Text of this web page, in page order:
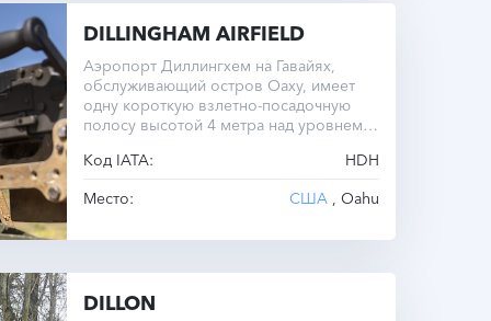
DILLINGHAM AIRFIELD
Аэропорт Диллингхем на Гавайях,
обслуживающий остров Оаху, имеет
одну короткую взлетно-посадочную
полосу высотой 4 метра над уровнем
Код IATA:
HDH
Место:
США , Oahu
DILLON